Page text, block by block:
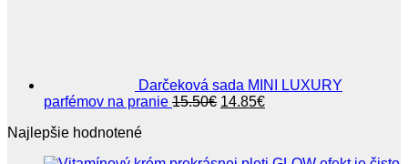
Darčeková sada MINI LUXURY
parfémov na pranie 15.50€ Pôvodná
14.85€Aktuálna
Najlepšie hodnotené